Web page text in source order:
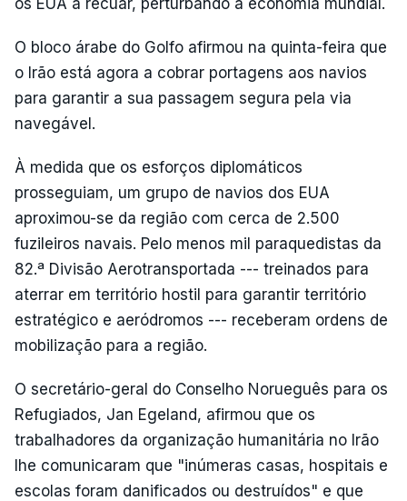
os EUA a recuar, perturbando a economia mundial.
O bloco árabe do Golfo afirmou na quinta-feira que
o Irão está agora a cobrar portagens aos navios
para garantir a sua passagem segura pela via
navegável.
À medida que os esforços diplomáticos
prosseguiam, um grupo de navios dos EUA
aproximou-se da região com cerca de 2.500
fuzileiros navais. Pelo menos mil paraquedistas da
82.ª Divisão Aerotransportada --- treinados para
aterrar em território hostil para garantir território
estratégico e aeródromos --- receberam ordens de
mobilização para a região.
O secretário-geral do Conselho Norueguês para os
Refugiados, Jan Egeland, afirmou que os
trabalhadores da organização humanitária no Irão
lhe comunicaram que "inúmeras casas, hospitais e
escolas foram danificados ou destruídos" e que